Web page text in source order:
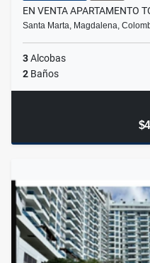
EN VENTA APARTAMENTO
Santa Marta, Magdalena,
3Alcobas
2 Baños